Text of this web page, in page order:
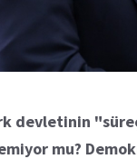
devletinin
mu?